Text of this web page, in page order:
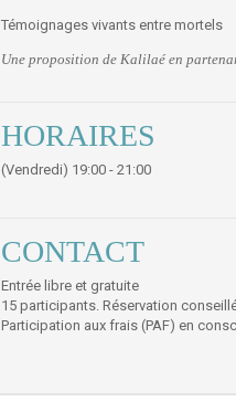
Témoignages vivants entre mortels
Une proposition de Kalilaé en
HORAIRES
(Vendredi) 19:00 - 21:00
CONTACT
Entrée libre et gratuite
15 participants. Réservation
Participation aux frais (PAF) en